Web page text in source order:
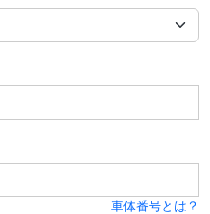
車体番号とは？